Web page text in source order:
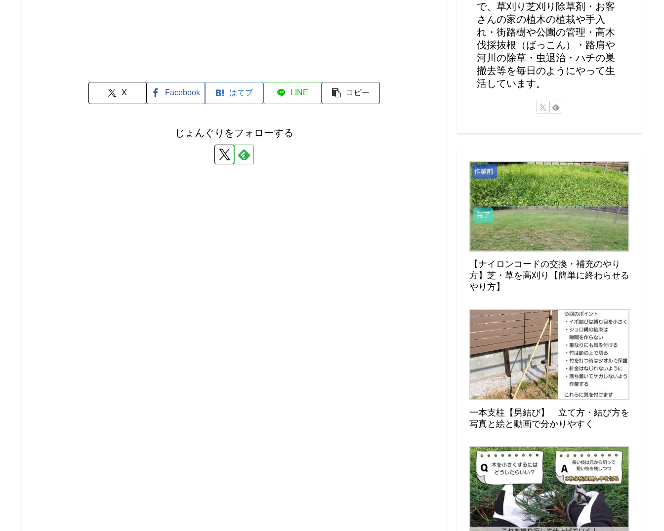
X Facebook はてブ LINE コピー
じょんぐりをフォローする
で、草刈り芝刈り除草剤・お客
さんの家の植木の植栽や手入
れ・街路樹や公園の管理・高木
伐採抜根（ばっこん）・路肩や
河川の除草・虫退治・ハチの巣
撤去等を毎日のようにやって生
活しています。
【ナイロンコードの交換・補充のやり
方】芝・草を高刈り【簡単に終わらせる
やり方】
一本支柱【男結び】 立て方・結び方を
写真と絵と動画で分かりやすく